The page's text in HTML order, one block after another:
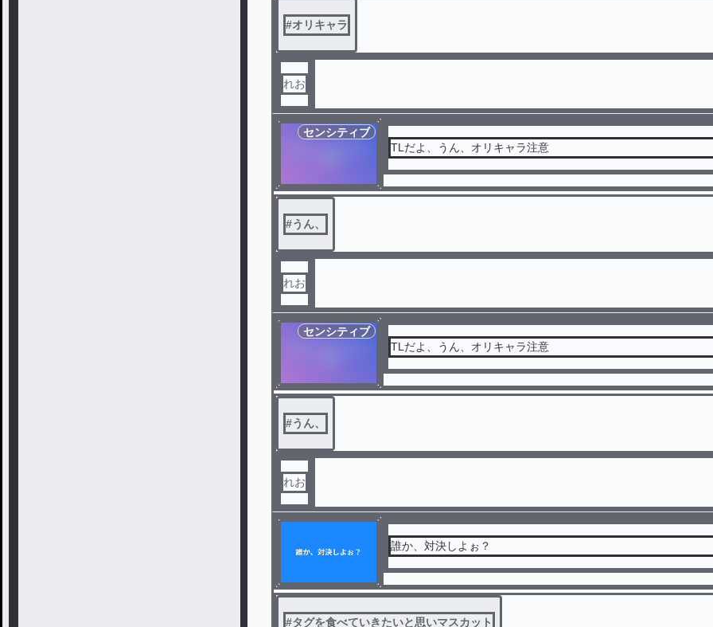
#オリキャラ
れお
センシティブ
TLだよ、うん、オリキャラ注意
#うん、
れお
センシティブ
TLだよ、うん、オリキャラ注意
#うん、
れお
誰か、対決しよぉ？
#タグを食べていきたいと思いマスカット